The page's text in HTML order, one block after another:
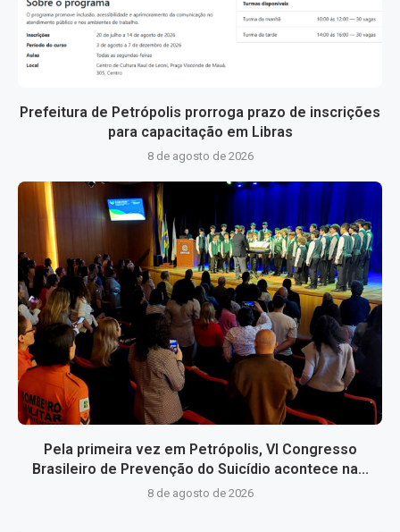
Prefeitura de Petrópolis prorroga prazo de inscrições
para capacitação em Libras
8 de agosto de 2026
Pela primeira vez em Petrópolis, VI Congresso
Brasileiro de Prevenção do Suicídio acontece na...
8 de agosto de 2026